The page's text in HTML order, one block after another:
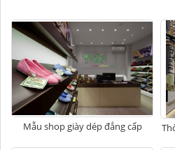
Mẫu shop giày dép đẳng cấp